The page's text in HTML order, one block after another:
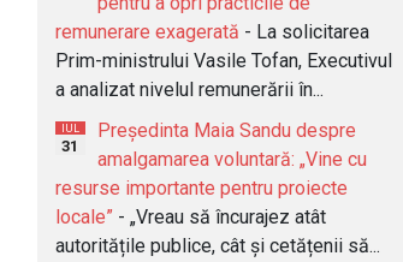
remunerare exagerată - La solicitarea
Prim-ministrului Vasile Tofan, Executivul
a analizat nivelul remunerării în...
IUL
31
Președinta Maia Sandu despre
amalgamarea voluntară: „Vine cu
resurse importante pentru proiecte
locale” - „Vreau să încurajez atât
autoritățile publice, cât și cetățenii să...